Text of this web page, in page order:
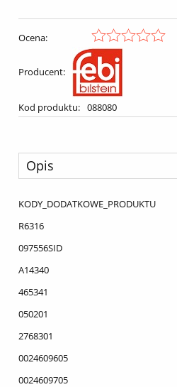
Ocena:
Producent:
Kod produktu: 088080
Opis
KODY_DODATKOWE_PRODUKTU
R6316
097556SID
A14340
465341
050201
2768301
0024609605
0024609705